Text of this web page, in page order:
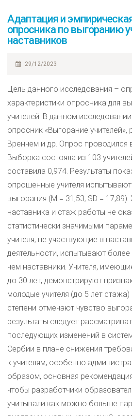
Адаптация и
опросника по выгоранию
наставников
29/12/2023
Цель данного исследования –
характеристики опросника для
учителей. В данном
опросник «Выгорание учителей»,
Вренчем и др. Опрос проводился
Выборка состояла из 103
составила 0,974. Результаты
опрошенные учителя
выгорания (M = 31,53, SD = 17,89).
наставника и стаж работы не
статистически значимыми
учителя, не участвующие в
деятельности, испытывают
чем наставники. Учителя,
до 30 лет, демонстрируют
молодые учителя (до 5 лет
степени отмечают чувство
результаты следует
последующих изменений в
Сербии в плане снижения
к учителям, особенно
образом, основная
чтобы разработчики
учитывали как можно больше